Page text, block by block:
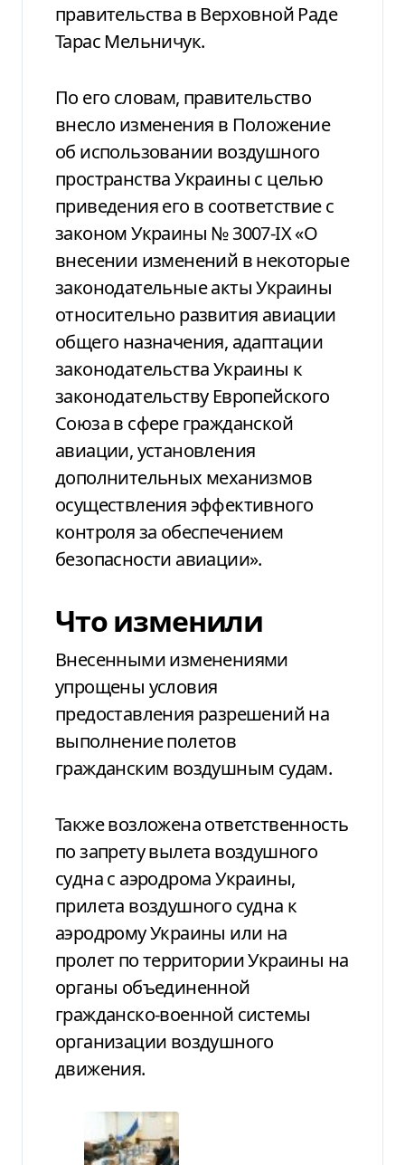
правительства в Верховной Раде
Тарас Мельничук.
По его словам, правительство
внесло изменения в Положение
об использовании воздушного
пространства Украины с целью
приведения его в соответствие с
законом Украины № 3007-IX «О
внесении изменений в некоторые
законодательные акты Украины
относительно развития авиации
общего назначения, адаптации
законодательства Украины к
законодательству Европейского
Союза в сфере гражданской
авиации, установления
дополнительных механизмов
осуществления эффективного
контроля за обеспечением
безопасности авиации».
Что изменили
Внесенными изменениями
упрощены условия
предоставления разрешений на
выполнение полетов
гражданским воздушным судам.
Также возложена ответственность
по запрету вылета воздушного
судна с аэродрома Украины,
прилета воздушного судна к
аэродрому Украины или на
пролет по территории Украины на
органы объединенной
гражданско-военной системы
организации воздушного
движения.